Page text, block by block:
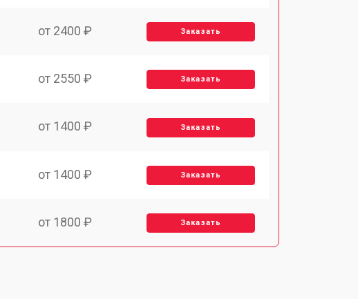
от 2400 ₽ Заказать
от 2550 ₽ Заказать
от 1400 ₽ Заказать
от 1400 ₽ Заказать
от 1800 ₽ Заказать